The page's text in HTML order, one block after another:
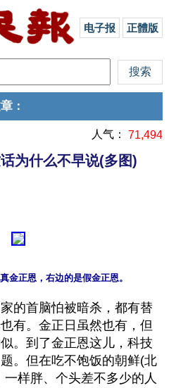
电子报 正體版
：
人气： 71,494
为什么不早说(多图)
金正恩，右边的是假金正恩。
的首脑怕被暗杀，都有替
有。金正日虽然也有，但
。到了金正恩这儿，科技
。但在吃不饱饭的朝鲜(北
样胖、个头差不多少的人